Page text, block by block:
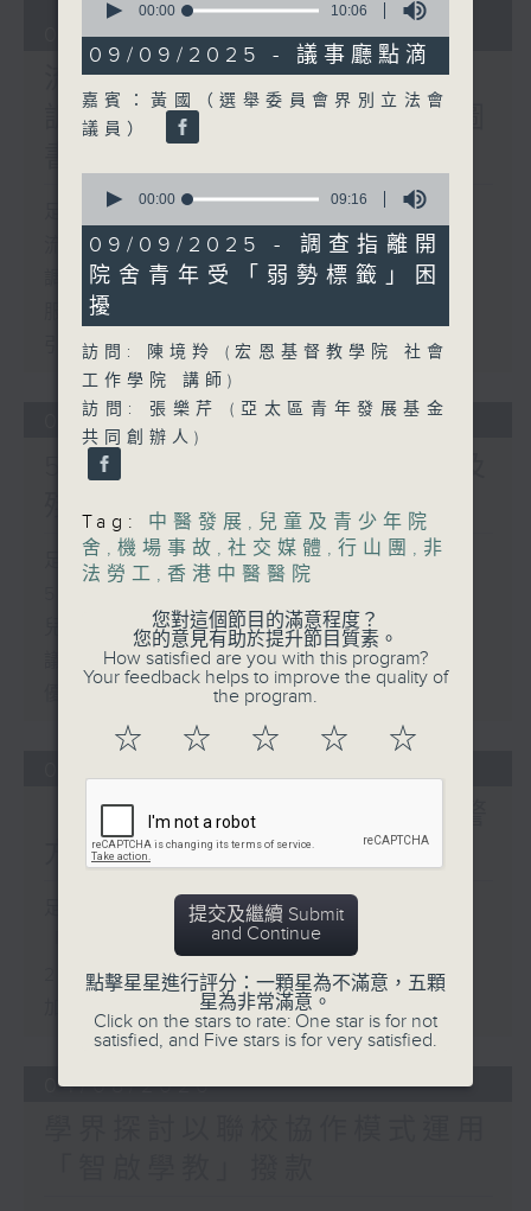
07/08/2026
流動圖書館使用人數參差 申
訴專員主動調查康文署三項圖
足本 Full (HKT 17:00 - 18:00)
流動圖書館使用人數參差 申訴專員主動
調查康文署三項圖書館服務
服務業總工會公布《預防工作時中暑指
引》執行情況調查結果
06/08/2026
5歲男童被虐致死 母親誤殺及
殘酷對待兒童罪成判囚22年
足本 Full (HKT 17:00 - 18:00)
兒童罪成判囚22年
議員關注教科書價格升幅對基層影響 提
優化學校書簿津貼計劃等建議
「Fun Coffee」投資騙案 警
方接獲225宗報案
足本 Full (HKT 17:00 - 18:00)
「Fun Coffee」投資騙案 警方接獲
225宗報案
加強規管放債人首階段措施8月起生效
04/08/2026
seconds
10
minutes,
6
seconds
00:00 10:06
09/09/2025 - 議事廳點滴
嘉賓：黃國（選舉委員會界別立法會
議員）
seconds
9
minutes,
16
seconds
00:00 09:16
09/09/2025 - 調查指離開
院舍青年受「弱勢標籤」困
擾
訪問: 陳境羚 (宏恩基督教學院 社會
工作學院 講師)
訪問: 張樂芹 (亞太區青年發展基金
共同創辦人)
Tag: 中醫發展 , 兒童及青少年院
舍 , 機場事故 , 社交媒體 , 行山團 , 非
法勞工 , 香港中醫醫院
您對這個節目的滿意程度？
您的意見有助於提升節目質素。
How satisfied are you with this program?
Your feedback helps to improve the quality of
the program.
☆ ☆ ☆ ☆ ☆
提交及繼續 Submit
and Continue
點擊星星進行評分：一顆星為不滿意，五顆
星為非常滿意。
Click on the stars to rate: One star is for not
satisfied, and Five stars is for very satisfied.